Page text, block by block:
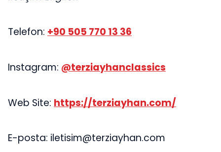
Telefon: +90 505 770 13 36
Instagram: @terziayhanclassics
Web Site: https://terziayhan.com/
E-posta: iletisim@terziayhan.com